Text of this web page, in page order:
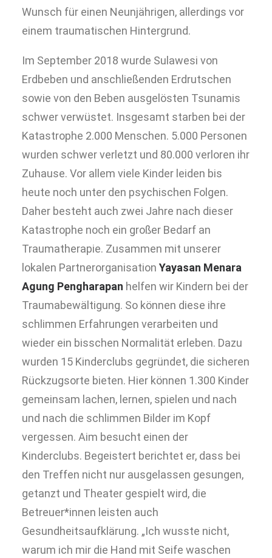
Wunsch für einen Neunjährigen, allerdings vor
einem traumatischen Hintergrund.
Im September 2018 wurde Sulawesi von
Erdbeben und anschließenden Erdrutschen
sowie von den Beben ausgelösten Tsunamis
schwer verwüstet. Insgesamt starben bei der
Katastrophe 2.000 Menschen. 5.000 Personen
wurden schwer verletzt und 80.000 verloren ihr
Zuhause. Vor allem viele Kinder leiden bis
heute noch unter den psychischen Folgen.
Daher besteht auch zwei Jahre nach dieser
Katastrophe noch ein großer Bedarf an
Traumatherapie. Zusammen mit unserer
lokalen Partnerorganisation Yayasan Menara
Agung Pengharapan helfen wir Kindern bei der
Traumabewältigung. So können diese ihre
schlimmen Erfahrungen verarbeiten und
wieder ein bisschen Normalität erleben. Dazu
wurden 15 Kinderclubs gegründet, die sicheren
Rückzugsorte bieten. Hier können 1.300 Kinder
gemeinsam lachen, lernen, spielen und nach
und nach die schlimmen Bilder im Kopf
vergessen. Aim besucht einen der
Kinderclubs. Begeistert berichtet er, dass bei
den Treffen nicht nur ausgelassen gesungen,
getanzt und Theater gespielt wird, die
Betreuer*innen leisten auch
Gesundheitsaufklärung. „Ich wusste nicht,
warum ich mir die Hand mit Seife waschen